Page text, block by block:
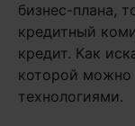
бизнес-плана,
кредитный
кредит. Как
которой можно
технологиями.